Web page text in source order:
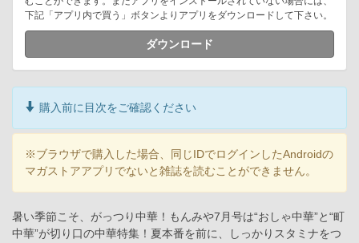
下記「アプリ内で買う」ボタンよりアプリをダウンロードして下さい。
ダウンロード
購入前に目次をご確認ください
※ブラウザで購入した場合、同じIDでログインしたAndroidの
マガストアアプリでないと雑誌を読むことができません。
暑い季節こそ、がっつり中華！もんみや7月号は“おしゃ中華”と“町
中華”が切り口の中華特集！夏本番を前に、しっかりスタミナをつ